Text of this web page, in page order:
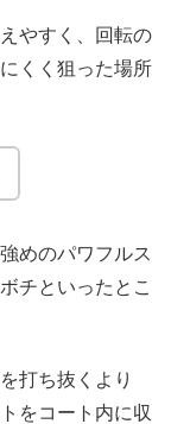
やすく、回転の
くく狙った場所
めのパワフルス
チといったとこ
打ち抜くより
をコート内に収